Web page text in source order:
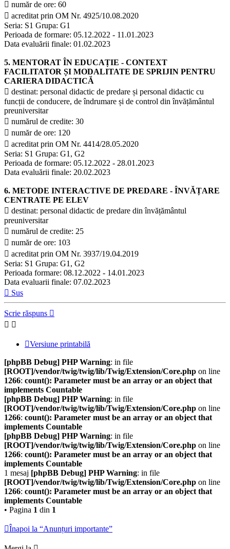
 număr de ore: 60
 acreditat prin OM Nr. 4925/10.08.2020
Seria: S1 Grupa: G1
Perioada de formare: 05.12.2022 - 11.01.2023
Data evaluării finale: 01.02.2023
5. MENTORAT ÎN EDUCAȚIE - CONTEXT
FACILITATOR ȘI MODALITATE DE SPRIJIN PENTRU
CARIERA DIDACTICĂ
 destinat: personal didactic de predare și personal didactic cu
funcții de conducere, de îndrumare și de control din învățământul
preuniversitar
 numărul de credite: 30
 număr de ore: 120
 acreditat prin OM Nr. 4414/28.05.2020
Seria: S1 Grupa: G1, G2
Perioada de formare: 05.12.2022 - 28.01.2023
Data evaluării finale: 20.02.2023
6. METODE INTERACTIVE DE PREDARE - ÎNVĂȚARE
CENTRATE PE ELEV
 destinat: personal didactic de predare din învățământul
preuniversitar
 numărul de credite: 25
 număr de ore: 103
 acreditat prin OM Nr. 3937/19.04.2019
Seria: S1 Grupa: G1, G2
Perioada formare: 08.12.2022 - 14.01.2023
Data evaluarii finale: 07.02.2023
Sus
Scrie răspuns
Versiune printabilă
[phpBB Debug] PHP Warning: in file
[ROOT]/vendor/twig/twig/lib/Twig/Extension/Core.php on line
1266: count(): Parameter must be an array or an object that
implements Countable
[phpBB Debug] PHP Warning: in file
[ROOT]/vendor/twig/twig/lib/Twig/Extension/Core.php on line
1266: count(): Parameter must be an array or an object that
implements Countable
[phpBB Debug] PHP Warning: in file
[ROOT]/vendor/twig/twig/lib/Twig/Extension/Core.php on line
1266: count(): Parameter must be an array or an object that
implements Countable
1 mesaj [phpBB Debug] PHP Warning: in file
[ROOT]/vendor/twig/twig/lib/Twig/Extension/Core.php on line
1266: count(): Parameter must be an array or an object that
implements Countable
• Pagina 1 din 1
Înapoi la “Anunțuri importante”